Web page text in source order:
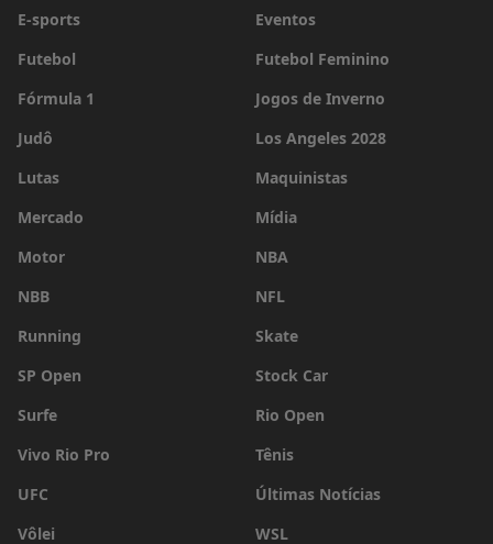
E-sports
Eventos
Futebol
Futebol Feminino
Fórmula 1
Jogos de Inverno
Judô
Los Angeles 2028
Lutas
Maquinistas
Mercado
Mídia
Motor
NBA
NBB
NFL
Running
Skate
SP Open
Stock Car
Surfe
Rio Open
Vivo Rio Pro
Tênis
UFC
Últimas Notícias
Vôlei
WSL